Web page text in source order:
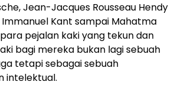
Jean-Jacques Rousseau Hendy
Immanuel Kant sampai Mahatma
pejalan kaki yang tekun dan
bagi mereka bukan lagi sebuah
tetapi sebagai sebuah
intelektual.